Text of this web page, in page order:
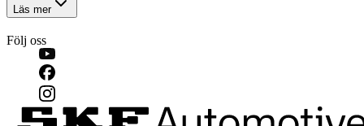
Läs mer
Följ oss